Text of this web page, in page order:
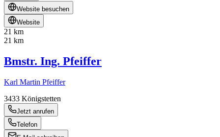
Website besuchen
Website
21 km
21 km
Bmstr. Ing. Pfeiffer
Karl Martin Pfeiffer
3433 Königstetten
Jetzt anrufen
Telefon